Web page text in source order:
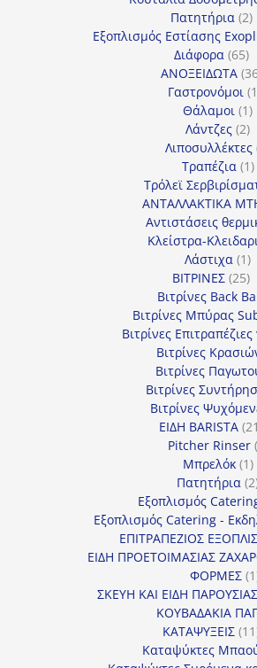
Πατητήρια 22
Εξοπλισμός Εστίασης
Διάφορα 6565
ΑΝΟΞΕΙΔΩΤΑ
Γαστρονόμοι
Θάλαμοι 11
Λάντζες 22
Λιποσυλλέκτες
Τραπέζια 11
Τρόλεϊ
ΑΝΤΑΛΛΑΚΤΙΚΑ
Αντιστάσεις
Κλείστρα-
Λάστιχα 11
ΒΙΤΡΙΝΕΣ 2525
Βιτρίνες Back
Βιτρίνες Mπύρας
Βιτρίνες Επιτραπέζιες
Βιτρίνες
Βιτρίνες
Βιτρίνες
Βιτρίνες
ΕΙΔΗ BARISTA 21
Pitcher Rinser
Μπρελόκ 11
Πατητήρια 2
Εξοπλισμός
Εξοπλισμός Catering -
ΕΠΙΤΡΑΠΕΖΙΟΣ
ΕΙΔΗ ΠΡΟΕΤΟΙΜΑΣΙΑΣ
ΦΟΡΜΕΣ 1
ΣΚΕΥΗ ΚΑΙ ΕΙΔΗ
ΚΟΥΒΑΔΑΚΙΑ
ΚΑΤΑΨΥΞΕΙΣ 11
Καταψύκτες